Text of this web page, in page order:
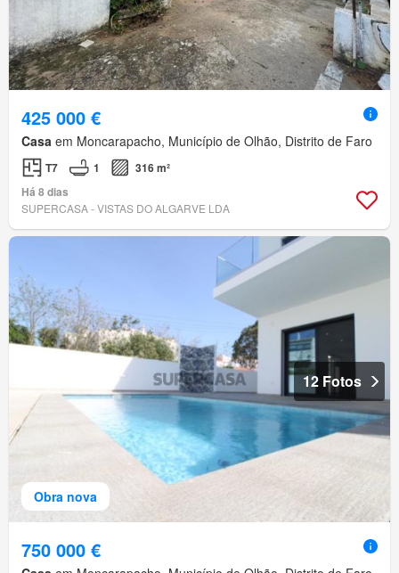
425 000 €
Casa em Moncarapacho, Município de Olhão, Distrito de Faro
T7 1
316 m²
Há 8 dias
SUPERCASA - VISTAS DO ALGARVE LDA
Obra nova
12 Fotos
750 000 €